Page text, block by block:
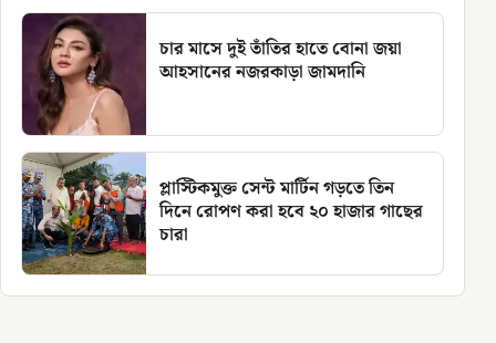
চার মাসে দুই তাঁতির হাতে বোনা জয়া
আহসানের নজরকাড়া জামদানি
প্লাস্টিকমুক্ত সেন্ট মার্টিন গড়তে তিন
দিনে রোপণ করা হবে ২০ হাজার গাছের
চারা